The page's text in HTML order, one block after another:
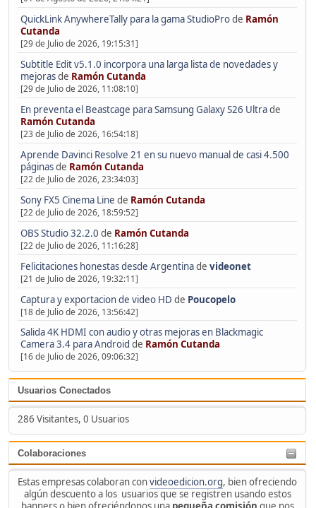
QuickLink AnywhereTally para la gama StudioProde Ramón
Cutanda
[29 de Julio de 2026, 19:15:31]
Subtitle Edit v5.1.0 incorpora una larga lista de novedades y
mejorasde Ramón Cutanda
[29 de Julio de 2026, 11:08:10]
En preventa el Beastcage para Samsung Galaxy S26 Ultrade
Ramón Cutanda
[23 de Julio de 2026, 16:54:18]
Aprende Davinci Resolve 21 en su nuevo manual de casi 4.500
páginasde Ramón Cutanda
[22 de Julio de 2026, 23:34:03]
Sony FX5 Cinema Line de Ramón Cutanda
[22 de Julio de 2026, 18:59:52]
OBS Studio 32.2.0 de Ramón Cutanda
[22 de Julio de 2026, 11:16:28]
Felicitaciones honestas desde Argentinade videonet
[21 de Julio de 2026, 19:32:11]
Captura y exportacion de video HD de Poucopelo
[18 de Julio de 2026, 13:56:42]
Salida 4K HDMI con audio y otras mejoras en Blackmagic
Camera 3.4 para Android de Ramón Cutanda
[16 de Julio de 2026, 09:06:32]
Usuarios Conectados
286 Visitantes, 0 Usuarios
Colaboraciones
Estas empresas colaboran convideoedicion.org, bien ofreciendo
algún descuento a los usuarios que se registren usando estos